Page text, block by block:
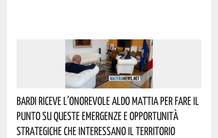
Bardi Riceve L’onorevole Aldo Mattia Per Fare Il
Punto Su Queste Emergenze E Opportunità
Strategiche Che Interessano Il Territorio